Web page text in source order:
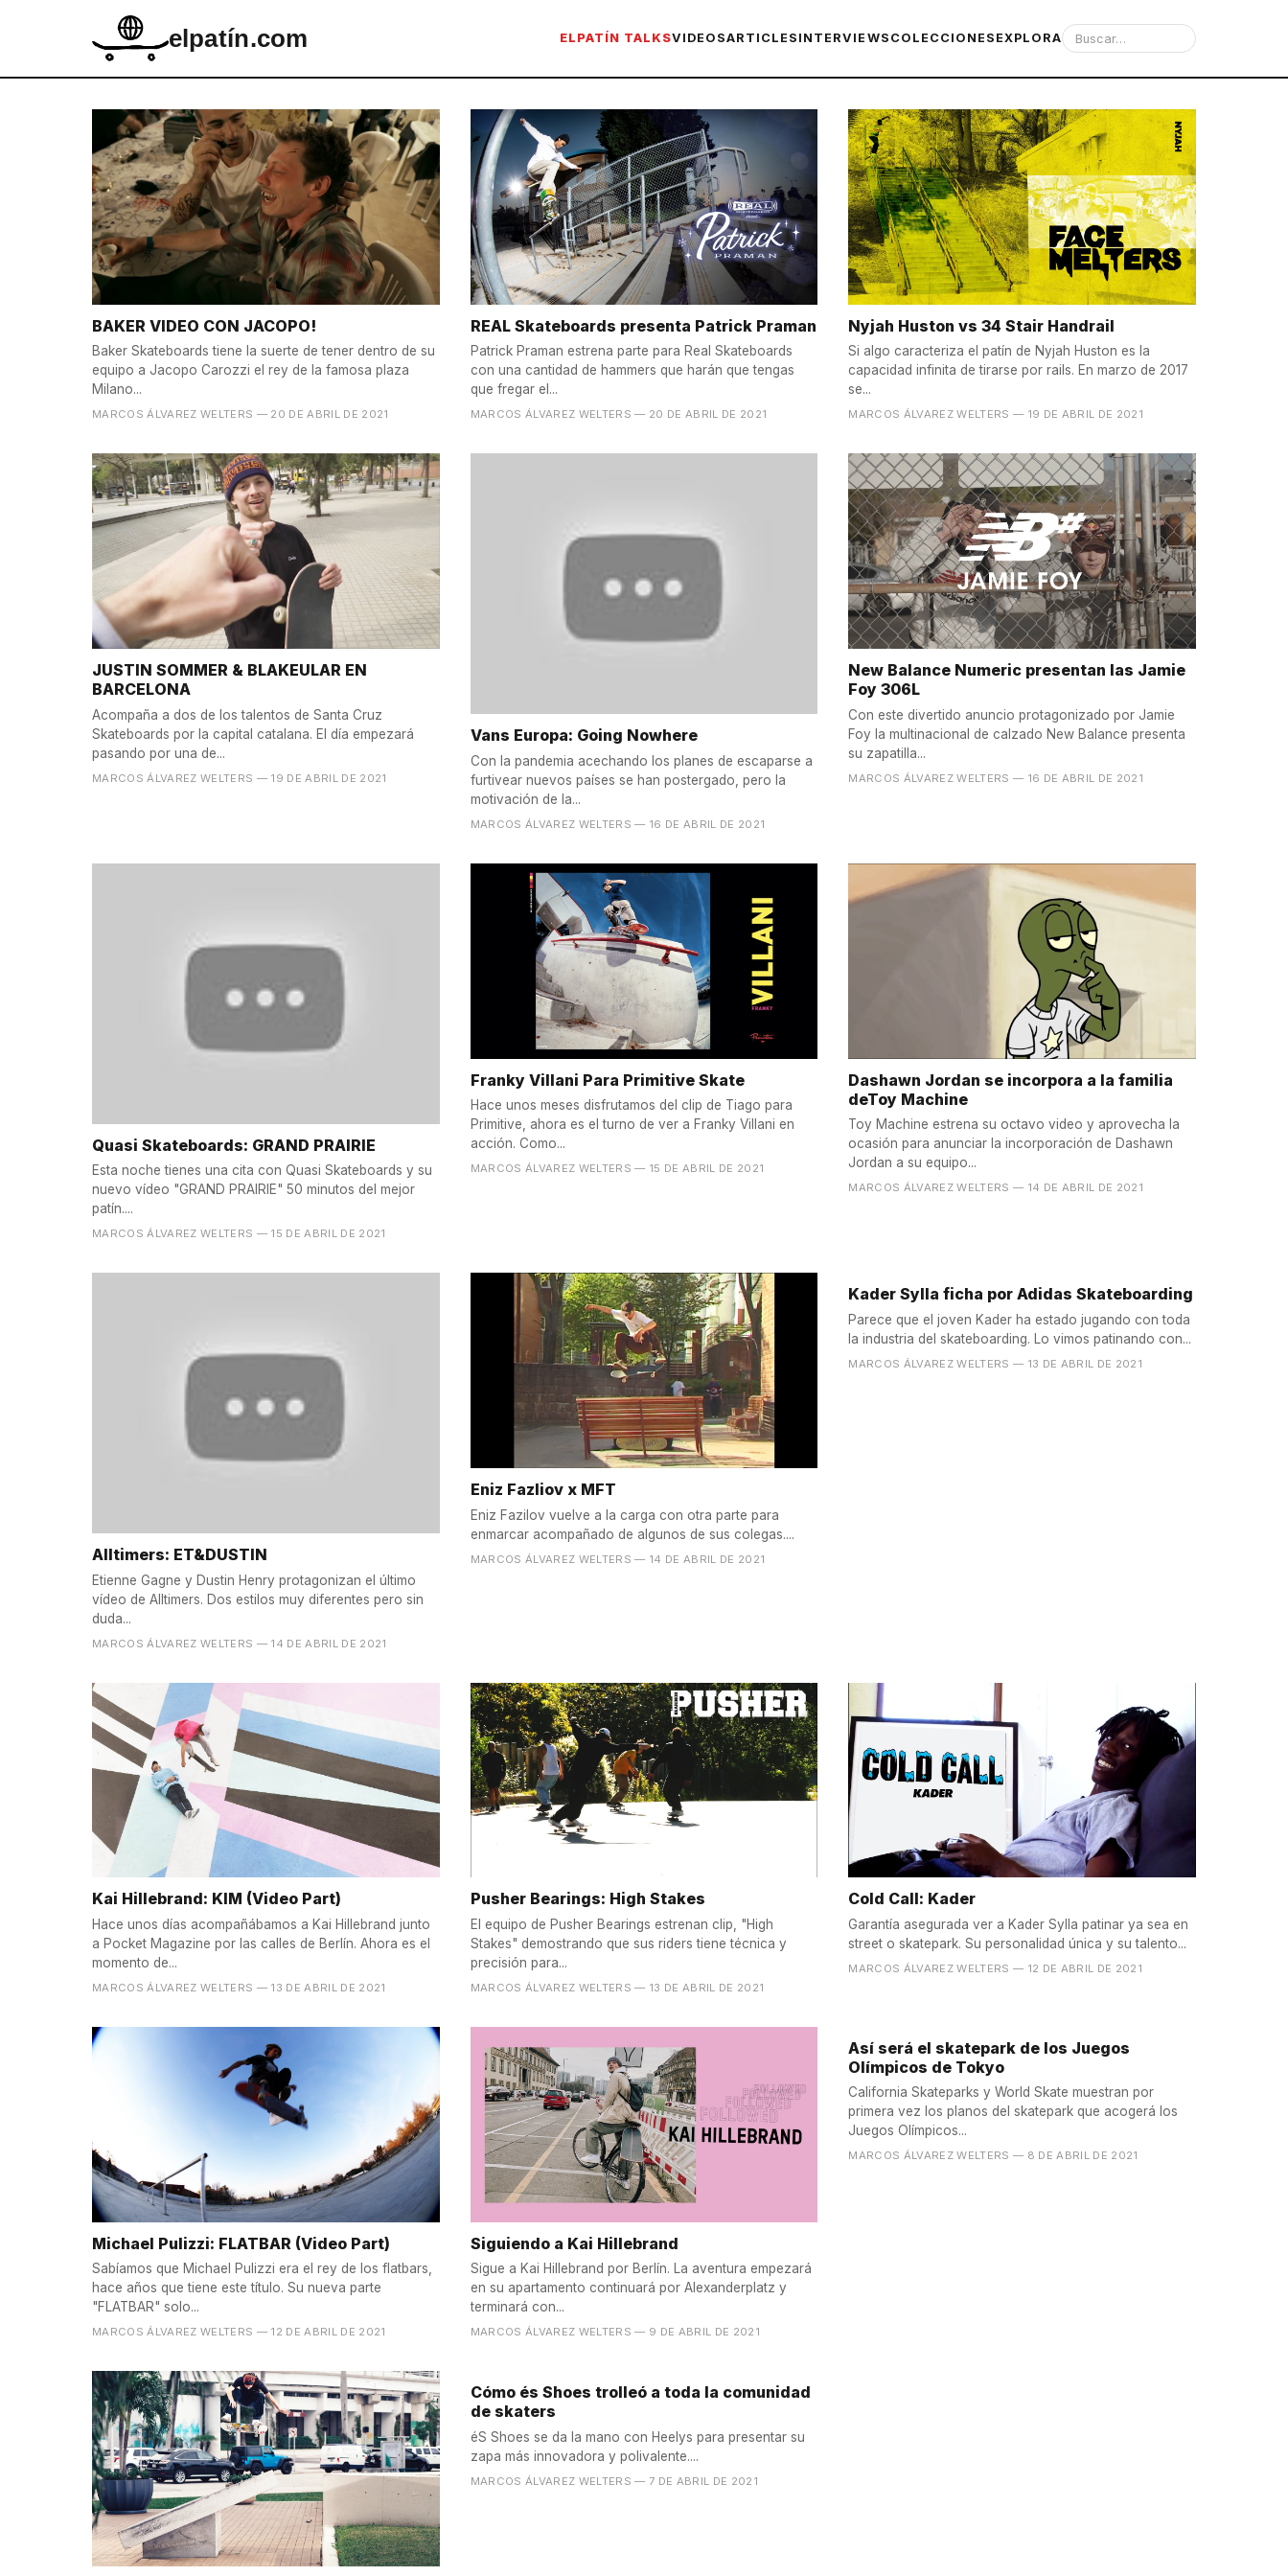
elpatín.com ELPATÍN TALKSVIDEOSARTICLES INTERVIEWS COLECCIONES EXPLORA
BAKER VIDEO CON JACOPO!
Baker Skateboards tiene la suerte de tener dentro de su
equipo a Jacopo Carozzi el rey de la famosa plaza
Milano...
MARCOS ÁLVAREZ WELTERS — 20 DE ABRIL DE 2021
REAL Skateboards presenta Patrick Praman
Patrick Praman estrena parte para Real Skateboards
con una cantidad de hammers que harán que tengas
que fregar el...
MARCOS ÁLVAREZ WELTERS — 20 DE ABRIL DE 2021
Nyjah Huston vs 34 Stair Handrail
Si algo caracteriza el patín de Nyjah Huston es la
capacidad infinita de tirarse por rails. En marzo de 2017
se...
MARCOS ÁLVAREZ WELTERS — 19 DE ABRIL DE 2021
JUSTIN SOMMER & BLAKEULAR EN
BARCELONA
Acompaña a dos de los talentos de Santa Cruz
Skateboards por la capital catalana. El día empezará
pasando por una de...
MARCOS ÁLVAREZ WELTERS — 19 DE ABRIL DE 2021
Vans Europa: Going Nowhere
Con la pandemia acechando los planes de escaparse a
furtivear nuevos países se han postergado, pero la
motivación de la...
MARCOS ÁLVAREZ WELTERS — 16 DE ABRIL DE 2021
New Balance Numeric presentan las Jamie
Foy 306L
Con este divertido anuncio protagonizado por Jamie
Foy la multinacional de calzado New Balance presenta
su zapatilla...
MARCOS ÁLVAREZ WELTERS — 16 DE ABRIL DE 2021
Quasi Skateboards: GRAND PRAIRIE
Esta noche tienes una cita con Quasi Skateboards y su
nuevo vídeo "GRAND PRAIRIE" 50 minutos del mejor
patín....
MARCOS ÁLVAREZ WELTERS — 15 DE ABRIL DE 2021
Franky Villani Para Primitive Skate
Hace unos meses disfrutamos del clip de Tiago para
Primitive, ahora es el turno de ver a Franky Villani en
acción. Como...
MARCOS ÁLVAREZ WELTERS — 15 DE ABRIL DE 2021
Dashawn Jordan se incorpora a la familia
deToy Machine
Toy Machine estrena su octavo video y aprovecha la
ocasión para anunciar la incorporación de Dashawn
Jordan a su equipo...
MARCOS ÁLVAREZ WELTERS — 14 DE ABRIL DE 2021
Alltimers: ET&DUSTIN
Etienne Gagne y Dustin Henry protagonizan el último
vídeo de Alltimers. Dos estilos muy diferentes pero sin
duda...
MARCOS ÁLVAREZ WELTERS — 14 DE ABRIL DE 2021
Eniz Fazliov x MFT
Eniz Fazilov vuelve a la carga con otra parte para
enmarcar acompañado de algunos de sus colegas....
MARCOS ÁLVAREZ WELTERS — 14 DE ABRIL DE 2021
Kader Sylla ficha por Adidas Skateboarding
Parece que el joven Kader ha estado jugando con toda
la industria del skateboarding. Lo vimos patinando con...
MARCOS ÁLVAREZ WELTERS — 13 DE ABRIL DE 2021
Kai Hillebrand: KIM (Video Part)
Hace unos días acompañábamos a Kai Hillebrand junto
a Pocket Magazine por las calles de Berlín. Ahora es el
momento de...
MARCOS ÁLVAREZ WELTERS — 13 DE ABRIL DE 2021
Pusher Bearings: High Stakes
El equipo de Pusher Bearings estrenan clip, "High
Stakes" demostrando que sus riders tiene técnica y
precisión para...
MARCOS ÁLVAREZ WELTERS — 13 DE ABRIL DE 2021
Cold Call: Kader
Garantía asegurada ver a Kader Sylla patinar ya sea en
street o skatepark. Su personalidad única y su talento...
MARCOS ÁLVAREZ WELTERS — 12 DE ABRIL DE 2021
Michael Pulizzi: FLATBAR (Video Part)
Sabíamos que Michael Pulizzi era el rey de los flatbars,
hace años que tiene este título. Su nueva parte
"FLATBAR" solo...
MARCOS ÁLVAREZ WELTERS — 12 DE ABRIL DE 2021
Siguiendo a Kai Hillebrand
Sigue a Kai Hillebrand por Berlín. La aventura empezará
en su apartamento continuará por Alexanderplatz y
terminará con...
MARCOS ÁLVAREZ WELTERS — 9 DE ABRIL DE 2021
Así será el skatepark de los Juegos
Olímpicos de Tokyo
California Skateparks y World Skate muestran por
primera vez los planos del skatepark que acogerá los
Juegos Olímpicos...
MARCOS ÁLVAREZ WELTERS — 8 DE ABRIL DE 2021
Cómo és Shoes trolleó a toda la comunidad
de skaters
éS Shoes se da la mano con Heelys para presentar su
zapa más innovadora y polivalente....
MARCOS ÁLVAREZ WELTERS — 7 DE ABRIL DE 2021